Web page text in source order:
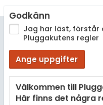
Godkänn
Jag har läst, förstår
Pluggakutens regler
Ange uppgifter
Välkommen till
Här finns det några